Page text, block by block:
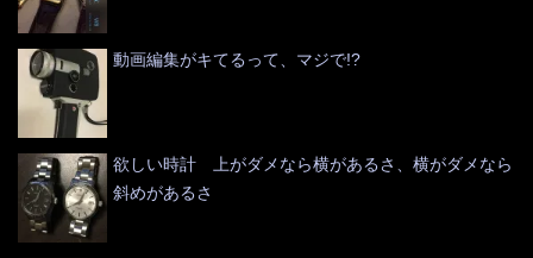
動画編集がキてるって、マジで!?
欲しい時計 上がダメなら横があるさ、横がダメなら
斜めがあるさ